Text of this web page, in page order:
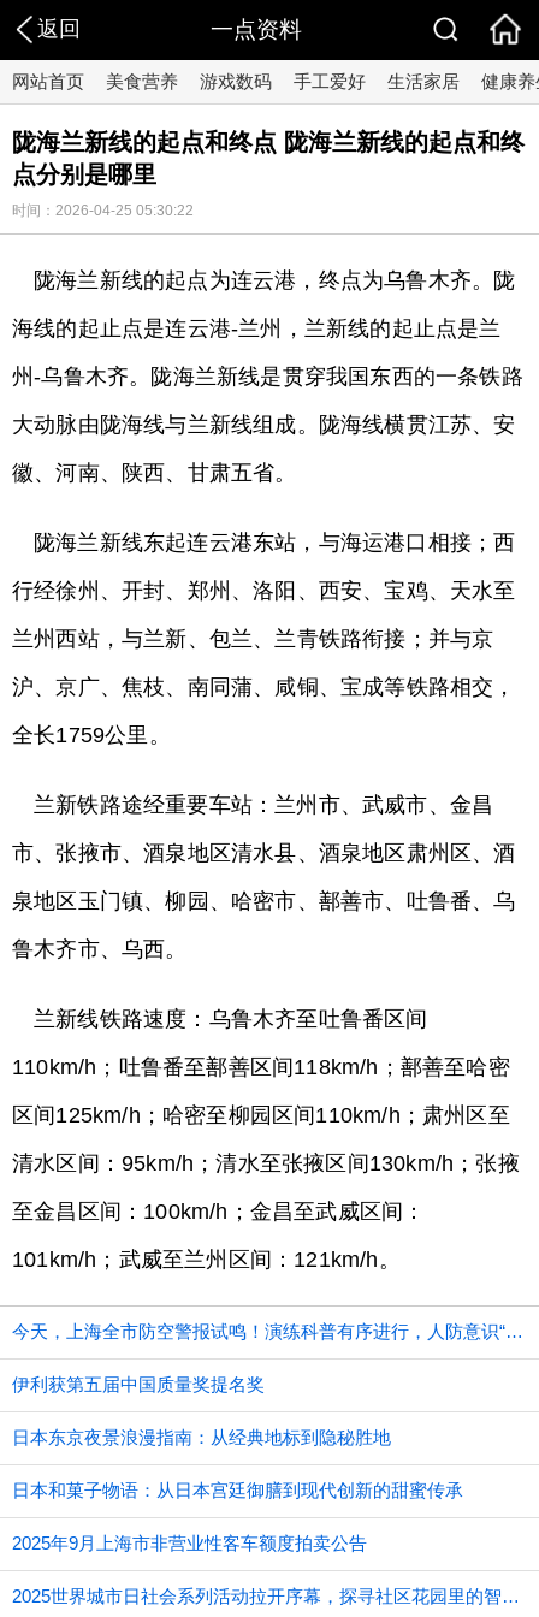
返回 一点资料
网站首页 美食营养 游戏数码 手工爱好 生活家居 健康养
陇海兰新线的起点和终点 陇海兰新线的起点和终
点分别是哪里
时间：2026-04-25 05:30:22
陇海兰新线的起点为连云港，终点为乌鲁木齐。陇
海线的起止点是连云港-兰州，兰新线的起止点是兰
州-乌鲁木齐。陇海兰新线是贯穿我国东西的一条铁路
大动脉由陇海线与兰新线组成。陇海线横贯江苏、安
徽、河南、陕西、甘肃五省。
陇海兰新线东起连云港东站，与海运港口相接；西
行经徐州、开封、郑州、洛阳、西安、宝鸡、天水至
兰州西站，与兰新、包兰、兰青铁路衔接；并与京
沪、京广、焦枝、南同蒲、咸铜、宝成等铁路相交，
全长1759公里。
兰新铁路途经重要车站：兰州市、武威市、金昌
市、张掖市、酒泉地区清水县、酒泉地区肃州区、酒
泉地区玉门镇、柳园、哈密市、鄯善市、吐鲁番、乌
鲁木齐市、乌西。
兰新线铁路速度：乌鲁木齐至吐鲁番区间
110km/h；吐鲁番至鄯善区间118km/h；鄯善至哈密
区间125km/h；哈密至柳园区间110km/h；肃州区至
清水区间：95km/h；清水至张掖区间130km/h；张掖
至金昌区间：100km/h；金昌至武威区间：
101km/h；武威至兰州区间：121km/h。
今天，上海全市防空警报试鸣！演练科普有序进行，人防意识“声入人心”
伊利获第五届中国质量奖提名奖
日本东京夜景浪漫指南：从经典地标到隐秘胜地
日本和菓子物语：从日本宫廷御膳到现代创新的甜蜜传承
2025年9月上海市非营业性客车额度拍卖公告
2025世界城市日社会系列活动拉开序幕，探寻社区花园里的智慧应用